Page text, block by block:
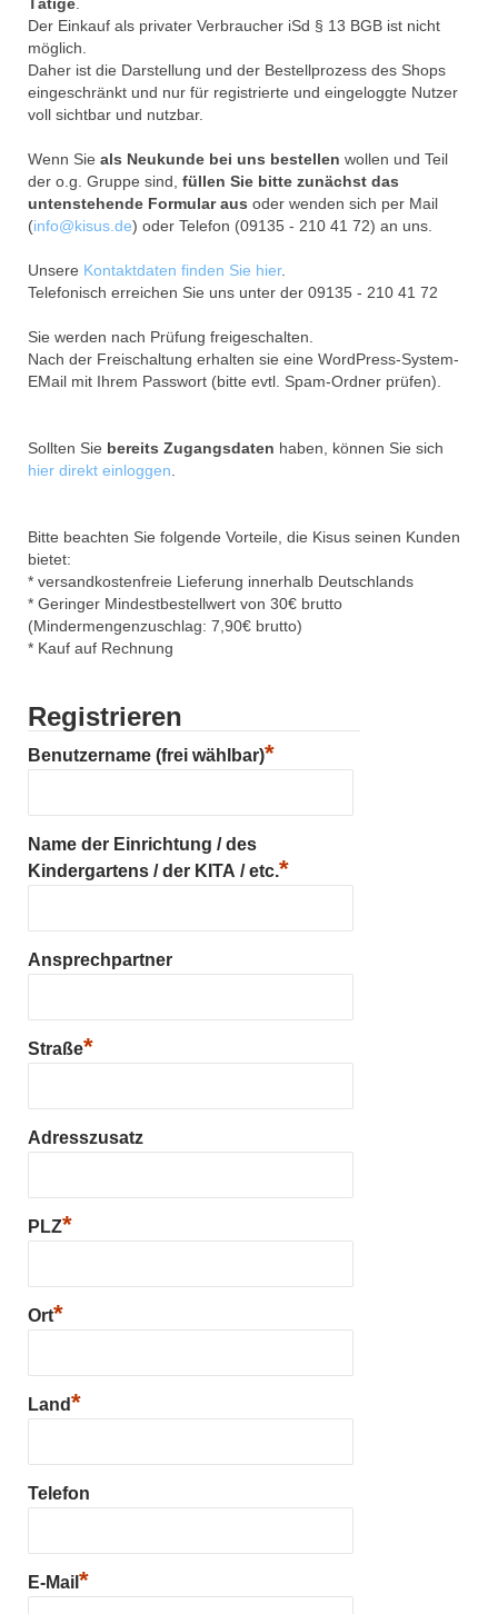
Der Einkauf als privater Verbraucher iSd § 13 BGB ist nicht
möglich.
Daher ist die Darstellung und der Bestellprozess des Shops
eingeschränkt und nur für registrierte und eingeloggte Nutzer
voll sichtbar und nutzbar.
Wenn Sie als Neukunde bei uns bestellen wollen und Teil
der o.g. Gruppe sind, füllen Sie bitte zunächst das
untenstehende Formular aus oder wenden sich per Mail
(info@kisus.de) oder Telefon (09135 - 210 41 72) an uns.
Unsere Kontaktdaten finden Sie hier.
Telefonisch erreichen Sie uns unter der 09135 - 210 41 72
Sie werden nach Prüfung freigeschalten.
Nach der Freischaltung erhalten sie eine WordPress-System-
EMail mit Ihrem Passwort (bitte evtl. Spam-Ordner prüfen).
Sollten Sie bereits Zugangsdaten haben, können Sie sich
hier direkt einloggen
Bitte beachten Sie folgende Vorteile, die Kisus seinen Kunden
bietet:
* versandkostenfreie Lieferung innerhalb Deutschlands
* Geringer Mindestbestellwert von 30€ brutto
(Mindermengenzuschlag: 7,90€ brutto)
* Kauf auf Rechnung
Registrieren
Benutzername (frei wählbar)*
Name der Einrichtung / des
Kindergartens / der KITA / etc.*
Ansprechpartner
Straße*
Adresszusatz
PLZ*
Ort*
Land*
Telefon
E-Mail *